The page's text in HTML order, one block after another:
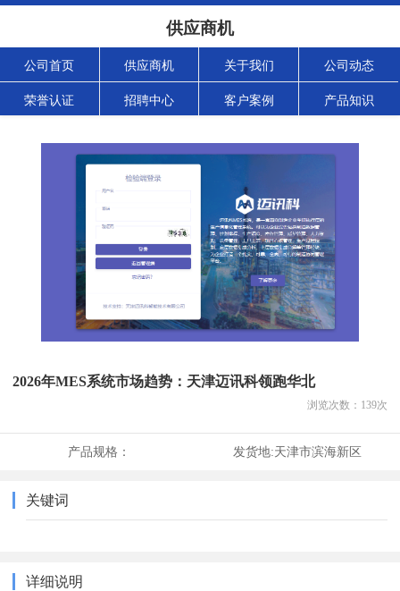
供应商机
公司首页 供应商机 关于我们 公司动态
荣誉认证 招聘中心 客户案例 产品知识
2026年MES系统市场趋势：天津迈讯科领跑华北
浏览次数： 139次
产品规格： 发货地:天津市滨海新区
关键词
详细说明